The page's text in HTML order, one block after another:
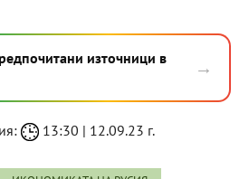
източници в
→
13:30 | 12.09.23 г.